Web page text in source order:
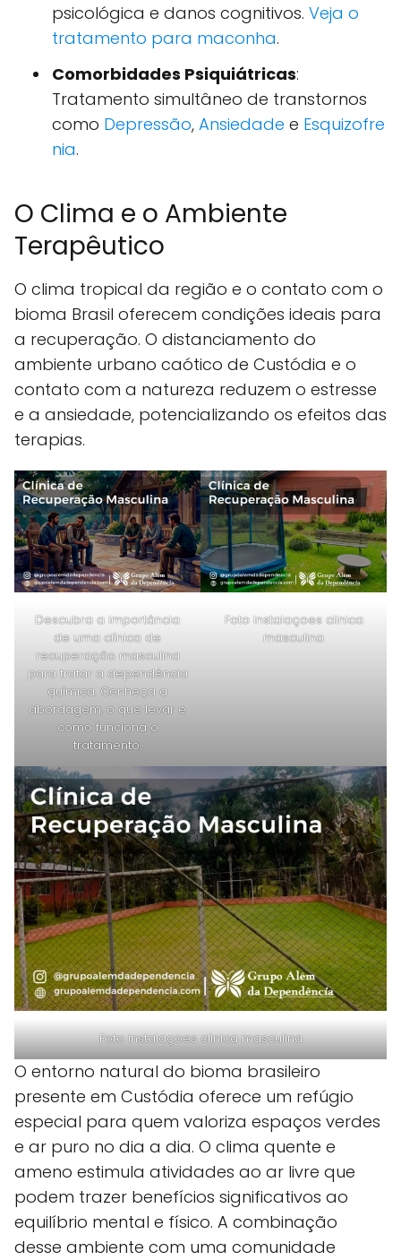
psicológica e danos cognitivos. Veja o
tratamento para maconha.
Comorbidades Psiquiátricas:
Tratamento simultâneo de transtornos
como Depressão, Ansiedade e Esquizofre
nia.
O Clima e o Ambiente
Terapêutico
O clima tropical da região e o contato com o
bioma Brasil oferecem condições ideais para
a recuperação. O distanciamento do
ambiente urbano caótico de Custódia e o
contato com a natureza reduzem o estresse
e a ansiedade, potencializando os efeitos das
terapias.
Descubra a importância
de uma clínica de
recuperação masculina
para tratar a dependência
química. Conheça a
abordagem, o que levar e
como funciona o
tratamento.
Foto instalaçoes clinica
masculina
Foto instalaçoes clinica masculina
O entorno natural do bioma brasileiro
presente em Custódia oferece um refúgio
especial para quem valoriza espaços verdes
e ar puro no dia a dia. O clima quente e
ameno estimula atividades ao ar livre que
podem trazer benefícios significativos ao
equilíbrio mental e físico. A combinação
desse ambiente com uma comunidade